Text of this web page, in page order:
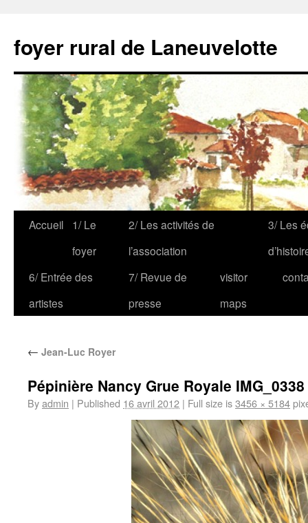
foyer rural de Laneuvelotte
Accueil
1/ Le
foyer
2/ Les activités de
l’association
3/ Les
6/ Entrée des
artistes
7/ Revue de
presse
visitor
maps
← Jean-Luc Royer
Pépinière Nancy Grue Royale IMG_0338
Byadmin | Published 16 avril 2012 | Full size is3456 × 5184